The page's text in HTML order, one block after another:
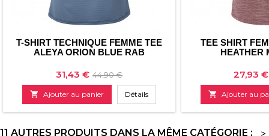
T-SHIRT TECHNIQUE FEMME TEE
ALEYA ORION BLUE RAB
Prix
31,43 € Prix
de
base
44,90 €
 Ajouter au panier Détails
TEE SHIRT
HEATHER
Prix
27,93 €
 Ajouter au
11 AUTRES PRODUITS DANS LA MÊME CATÉGORIE :